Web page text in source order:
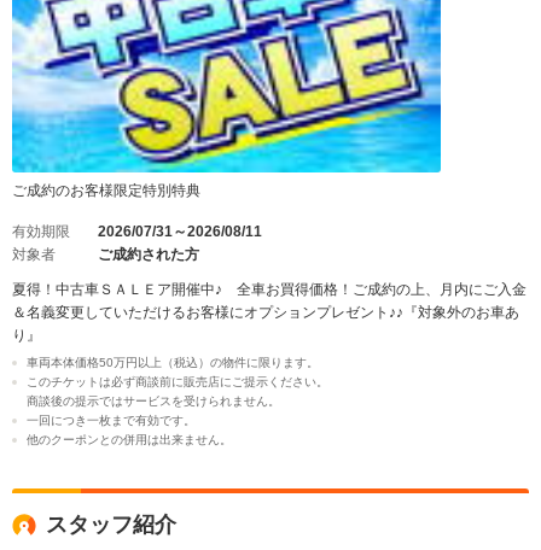
ご成約のお客様限定特別特典
有効期限
2026/07/31～2026/08/11
対象者
ご成約された方
夏得！中古車ＳＡＬＥア開催中♪ 全車お買得価格！ご成約の上、月内にご入金
＆名義変更していただけるお客様にオプションプレゼント♪♪『対象外のお車あ
り』
車両本体価格50万円以上（税込）の物件に限ります。
このチケットは必ず商談前に販売店にご提示ください。
商談後の提示ではサービスを受けられません。
一回につき一枚まで有効です。
他のクーポンとの併用は出来ません。
スタッフ紹介